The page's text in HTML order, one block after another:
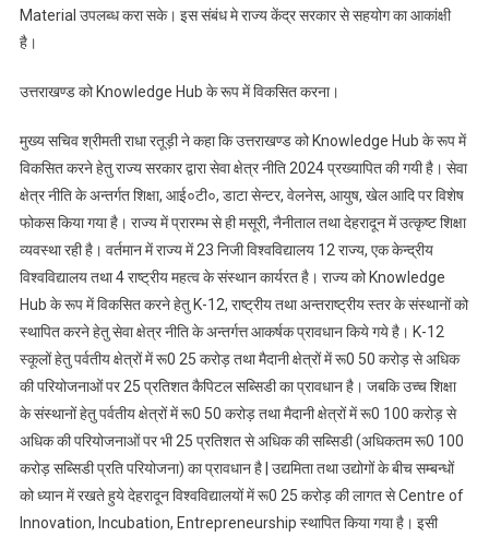
Material उपलब्ध करा सके। इस संबंध मे राज्य केंद्र सरकार से सहयोग का आकांक्षी
है।
उत्तराखण्ड को Knowledge Hub के रूप में विकसित करना।
मुख्य सचिव श्रीमती राधा रतूड़ी ने कहा कि उत्तराखण्ड को Knowledge Hub के रूप में
विकसित करने हेतु राज्य सरकार द्वारा सेवा क्षेत्र नीति 2024 प्रख्यापित की गयी है। सेवा
क्षेत्र नीति के अन्तर्गत शिक्षा, आई०टी०, डाटा सेन्टर, वेलनेस, आयुष, खेल आदि पर विशेष
फोकस किया गया है। राज्य में प्रारम्भ से ही मसूरी, नैनीताल तथा देहरादून में उत्कृष्ट शिक्षा
व्यवस्था रही है। वर्तमान में राज्य में 23 निजी विश्वविद्यालय 12 राज्य, एक केन्द्रीय
विश्वविद्यालय तथा 4 राष्ट्रीय महत्व के संस्थान कार्यरत है। राज्य को Knowledge
Hub के रूप में विकसित करने हेतु K-12, राष्ट्रीय तथा अन्तराष्ट्रीय स्तर के संस्थानों को
स्थापित करने हेतु सेवा क्षेत्र नीति के अन्तर्गत्त आकर्षक प्रावधान किये गये है। K-12
स्कूलों हेतु पर्वतीय क्षेत्रों में रू0 25 करोड़ तथा मैदानी क्षेत्रों में रू0 50 करोड़ से अधिक
की परियोजनाओं पर 25 प्रतिशत कैपिटल सब्सिडी का प्रावधान है। जबकि उच्च शिक्षा
के संस्थानों हेतु पर्वतीय क्षेत्रों में रू0 50 करोड़ तथा मैदानी क्षेत्रों में रू0 100 करोड़ से
अधिक की परियोजनाओं पर भी 25 प्रतिशत से अधिक की सब्सिडी (अधिकतम रू0 100
करोड़ सब्सिडी प्रति परियोजना) का प्रावधान है | उद्यमिता तथा उद्योगों के बीच सम्बन्धों
को ध्यान में रखते हुये देहरादून विश्वविद्यालयों में रू0 25 करोड़ की लागत से Centre of
Innovation, Incubation, Entrepreneurship स्थापित किया गया है। इसी